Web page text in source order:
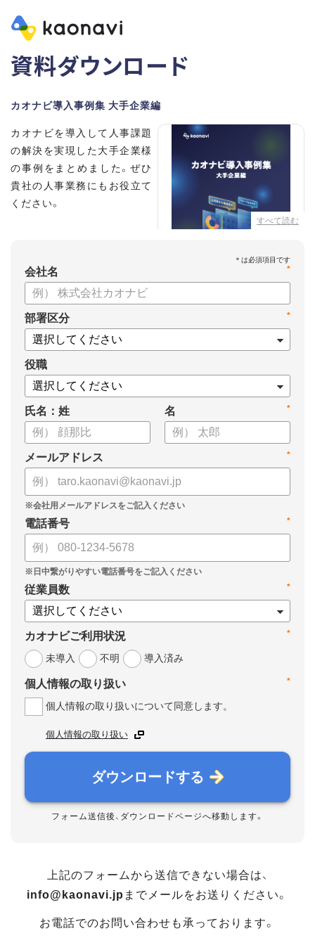
資料ダウンロード
カオナビ導入事例集 大手企業編
すべて読む
カオナビを導入して人事課題
の解決を実現した大手企業様
の事例をまとめました。ぜひ
貴社の人事業務にもお役立て
ください。
・本田技研工業株式会社
・沖電気工業株式会社
・三菱UFJニコス株式会社
・SOMPOひまわり生命保険株式会社
・スミセイ情報システム株式会社
*
会社名
*
部署区分
役職
氏名：姓 *
名
*
メールアドレス
*
電話番号
*
従業員数
*
カオナビご利用状況
未導入
不明 導入済み
*
個人情報の取り扱い
個人情報の取り扱いについて同意します。
個人情報の取り扱い
ダウンロードする
フォーム送信後、ダウンロードページへ移動します。
上記のフォームから送信できない場合は、
info@kaonavi.jp までメールをお送りください。
お電話でのお問い合わせも承っております。